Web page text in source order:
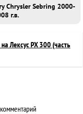
Chrysler Sebring 2000-
г.в.
Лексус PX 300 (часть